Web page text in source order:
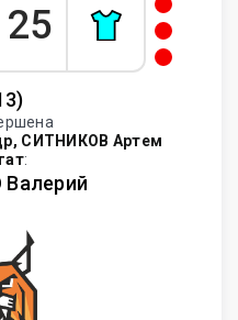
25
СИТНИКОВ Артем
: